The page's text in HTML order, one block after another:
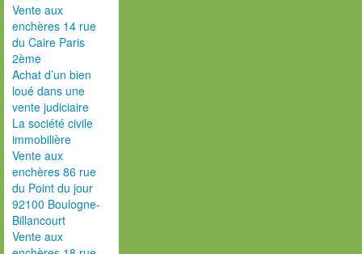
Vente aux
enchères 14 rue
du Caire Paris
2ème
Achat d’un bien
loué dans une
vente judiciaire
La société civile
immobilière
Vente aux
enchères 86 rue
du Point du jour
92100 Boulogne-
Billancourt
Vente aux